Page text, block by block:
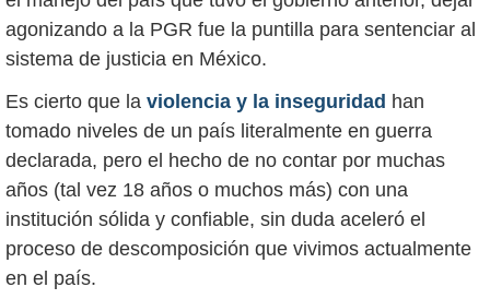
agonizando a la PGR fue la puntilla para sentenciar al
sistema de justicia en México.
Es cierto que la violencia y la inseguridad han
tomado niveles de un país literalmente en guerra
declarada, pero el hecho de no contar por muchas
años (tal vez 18 años o muchos más) con una
institución sólida y confiable, sin duda aceleró el
proceso de descomposición que vivimos actualmente
en el país.